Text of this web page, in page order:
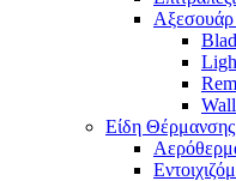
Είδη Θέρμανσης